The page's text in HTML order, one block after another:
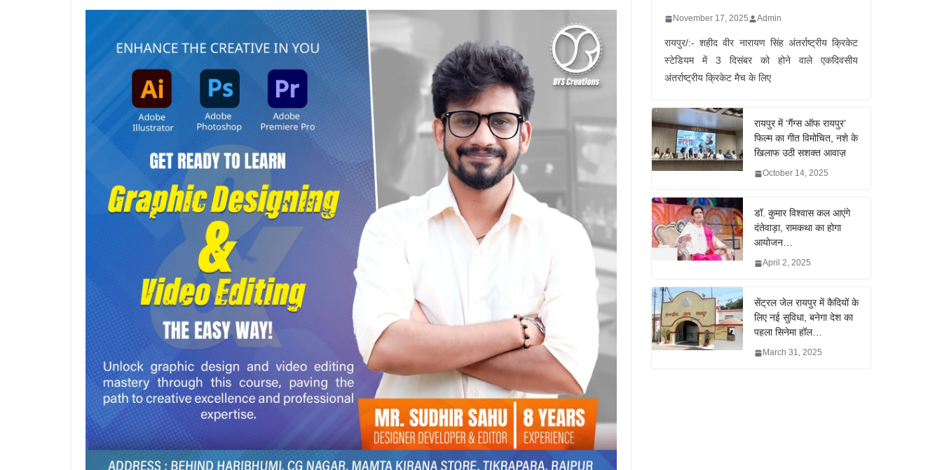
November 17, 2025 Admin
रायपुर/:- शहीद वीर नारायण सिंह अंतर्राष्ट्रीय क्रिकेट
स्टेडियम में 3 दिसंबर को होने वाले एकदिवसीय
अंतर्राष्ट्रीय क्रिकेट मैच के लिए
रायपुर में ‘गैंग्स ऑफ रायपुर’
फिल्म का गीत विमोचित, नशे के
खिलाफ उठी सशक्त आवाज़
October 14, 2025
डॉ. कुमार विश्वास कल आएंगे
दंतेवाड़ा, रामकथा का होगा
आयोजन…
April 2, 2025
सेंट्रल जेल रायपुर में कैदियों के
लिए नई सुविधा, बनेगा देश का
पहला सिनेमा हॉल…
March 31, 2025